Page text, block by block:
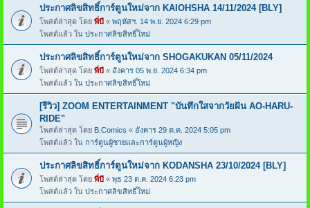
ประกาศลิขสิทธิ์การ์ตูนใหม่จาก KAIOHSHA 14/11/2024 [BLY]
โพสต์ล่าสุด โดย พี่บี « พฤหัสฯ. 14 พ.ย. 2024 6:29 pm
โพสต์แล้ว ใน ประกาศลิขสิทธิ์ใหม่
ประกาศลิขสิทธิ์การ์ตูนใหม่จาก SHOGAKUKAN 05/11/2024
โพสต์ล่าสุด โดย พี่บี « อังคาร 05 พ.ย. 2024 6:34 pm
โพสต์แล้ว ใน ประกาศลิขสิทธิ์ใหม่
[รีวิว] ZOOM ENTERTAINMENT "บันทึกใสจากวัยฝัน AO-HARU-
RIDE"
โพสต์ล่าสุด โดย B.Comics « อังคาร 29 ต.ค. 2024 5:05 pm
โพสต์แล้ว ใน การ์ตูนผู้ชายและการ์ตูนผู้หญิง
ประกาศลิขสิทธิ์การ์ตูนใหม่จาก KODANSHA 23/10/2024 [BLY]
โพสต์ล่าสุด โดย พี่บี « พุธ 23 ต.ค. 2024 6:23 pm
โพสต์แล้ว ใน ประกาศลิขสิทธิ์ใหม่